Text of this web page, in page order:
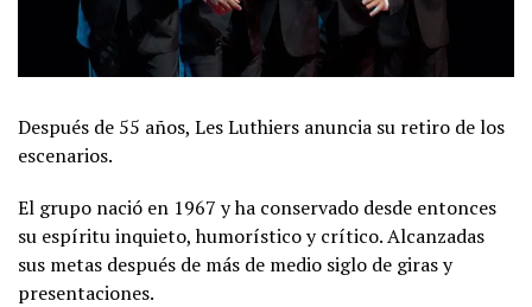
Después de 55 años, Les Luthiers anuncia su retiro de los
escenarios.
El grupo nació en 1967 y ha conservado desde entonces
su espíritu inquieto, humorístico y crítico. Alcanzadas
sus metas después de más de medio siglo de giras y
presentaciones.